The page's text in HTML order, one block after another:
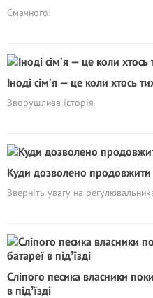
Смачного!
Іноді сім’я — це коли хтось
Зворушлива історія
Куди дозволено продовжити
Зверніть увагу на
Cліпого песика власники
в підʼїзді